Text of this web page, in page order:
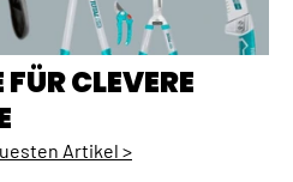
FÜR CLEVERE
Artikel >